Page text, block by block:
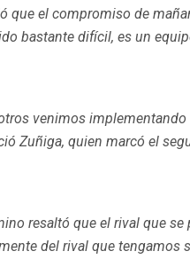
que el compromiso de
bastante difícil, es un
venimos
Zuñiga, quien marcó el
resaltó que el rival que
del rival que tengamos